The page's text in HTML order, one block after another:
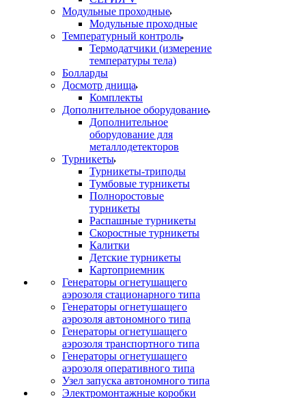
Модульные проходные
Модульные проходные
Температурный контроль
Термодатчики (измерение
температуры тела)
Болларды
Досмотр днища
Комплекты
Дополнительное оборудование
Дополнительное
оборудование для
металлодетекторов
Турникеты
Турникеты-триподы
Тумбовые турникеты
Полноростовые
турникеты
Распашные турникеты
Скоростные турникеты
Калитки
Детские турникеты
Картоприемник
Генераторы огнетушащего
аэрозоля стационарного типа
Генераторы огнетушащего
аэрозоля автономного типа
Генераторы огнетушащего
аэрозоля транспортного типа
Генераторы огнетушащего
аэрозоля оперативного типа
Узел запуска автономного типа
Электромонтажные коробки